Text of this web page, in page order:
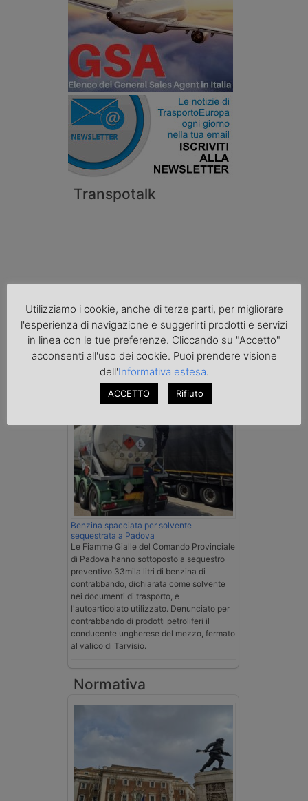
Transpotalk
Cronaca
Benzina spacciata per solvente
sequestrata a Padova
Le Fiamme Gialle del Comando Provinciale
di Padova hanno sottoposto a sequestro
preventivo 33mila litri di benzina di
contrabbando, dichiarata come solvente
nei documenti di trasporto, e
l'autoarticolato utilizzato. Denunciato per
contrabbando di prodotti petroliferi il
conducente ungherese del mezzo, fermato
al valico di Tarvisio.
Normativa
Utilizziamo i cookie, anche di terze parti, per migliorare
l'esperienza di navigazione e suggerirti prodotti e servizi
in linea con le tue preferenze. Cliccando su "Accetto"
acconsenti all'uso dei cookie. Puoi prendere visione
dell'Informativa estesa.
ACCETTO Rifiuto